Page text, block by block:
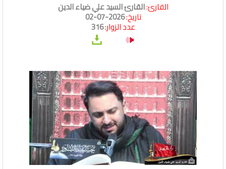
القارئ:القارئ السيد علي ضياء الدين
تاريخ:2026-07-02
عدد الزوار:316